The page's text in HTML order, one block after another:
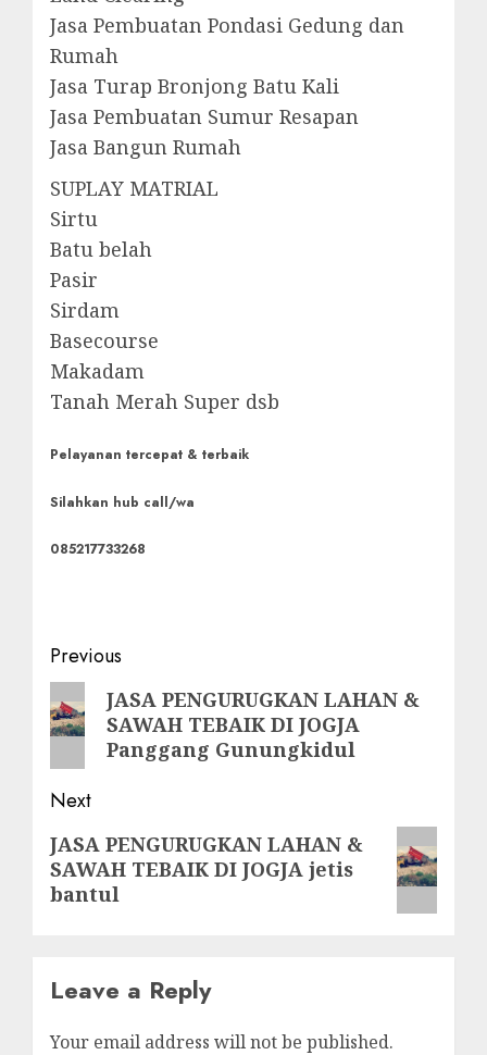
Jasa Pembuatan Pondasi Gedung dan
Rumah
Jasa Turap Bronjong Batu Kali
Jasa Pembuatan Sumur Resapan
Jasa Bangun Rumah
SUPLAY MATRIAL
Sirtu
Batu belah
Pasir
Sirdam
Basecourse
Makadam
Tanah Merah Super dsb
Pelayanan tercepat & terbaik
Silahkan hub call/wa
085217733268
Post
navigation
Previous
Previous
post:
JASA PENGURUGKAN LAHAN &
SAWAH TEBAIK DI JOGJA
Panggang Gunungkidul
Next
Next
post:
JASA PENGURUGKAN LAHAN &
SAWAH TEBAIK DI JOGJA jetis
bantul
Leave a Reply
Your email address will not be published.